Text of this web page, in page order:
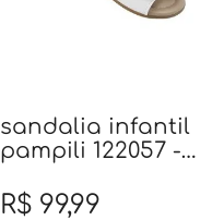
sandalia infantil
pampili 122057 -
R$ 99,99